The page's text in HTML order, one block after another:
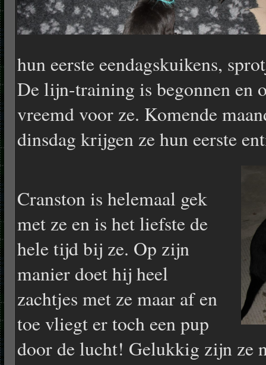
hun eerste eendagskuikens,
De lijn-training is begonnen en
vreemd voor ze. Komende
dinsdag krijgen ze hun eerste
Cranston is helemaal gek
met ze en is het liefste de
hele tijd bij ze. Op zijn
manier doet hij heel
zachtjes met ze maar af en
toe vliegt er toch een pup
door de lucht! Gelukkig zijn ze